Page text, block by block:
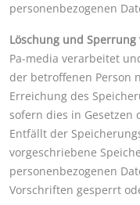
personenbezogenen
Löschung und
Pa-media verarbeitet
der betroffenen Person
Erreichung des
sofern dies in Gesetzen
Entfällt der
vorgeschriebene
personenbezogenen
Vorschriften gesperrt